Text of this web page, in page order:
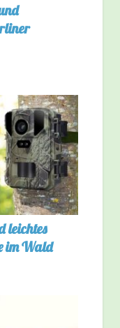
leichtes
im Wald